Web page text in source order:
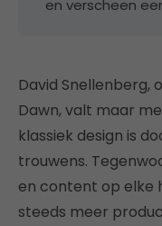
en verscheen
David
Dawn, valt maar
klassiek design is
trouwens.
en content op elke
steeds meer